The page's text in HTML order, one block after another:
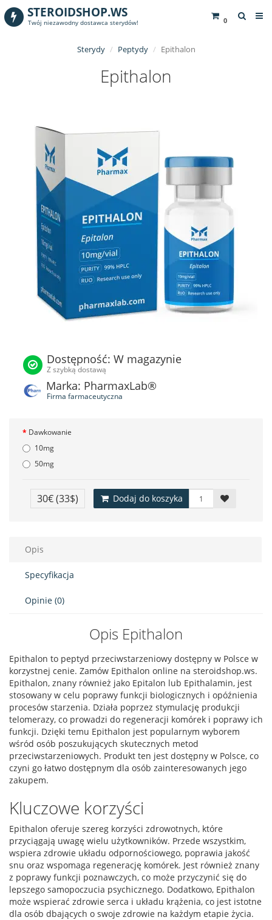
0
STEROIDSHOP.WS
Twój niezawodny dostawca sterydów!
Sterydy Peptydy Epithalon
Epithalon
Dostępność: W magazynie
Z szybką dostawą
Marka: PharmaxLab®
Firma farmaceutyczna
Dawkowanie
10mg
50mg
30€(33$) Dodaj do koszyka
Opis
Specyfikacja
Opinie (0)
Opis Epithalon
Epithalon to peptyd przeciwstarzeniowy dostępny w Polsce w
korzystnej cenie. Zamów Epithalon online na steroidshop.ws.
Epithalon, znany również jako Epitalon lub Epithalamin, jest
stosowany w celu poprawy funkcji biologicznych i opóźnienia
procesów starzenia. Działa poprzez stymulację produkcji
telomerazy, co prowadzi do regeneracji komórek i poprawy ich
funkcji. Dzięki temu Epithalon jest popularnym wyborem
wśród osób poszukujących skutecznych metod
przeciwstarzeniowych. Produkt ten jest dostępny w Polsce, co
czyni go łatwo dostępnym dla osób zainteresowanych jego
zakupem.
Kluczowe korzyści
Epithalon oferuje szereg korzyści zdrowotnych, które
przyciągają uwagę wielu użytkowników. Przede wszystkim,
wspiera zdrowie układu odpornościowego, poprawia jakość
snu oraz wspomaga regenerację komórek. Jest również znany
z poprawy funkcji poznawczych, co może przyczynić się do
lepszego samopoczucia psychicznego. Dodatkowo, Epithalon
może wspierać zdrowie serca i układu krążenia, co jest istotne
dla osób dbających o swoje zdrowie na każdym etapie życia.